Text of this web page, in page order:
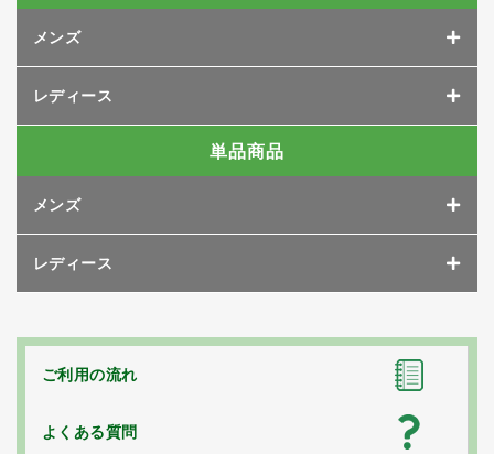
メンズ
レディース
単品商品
メンズ
レディース
ご利用の流れ
よくある質問